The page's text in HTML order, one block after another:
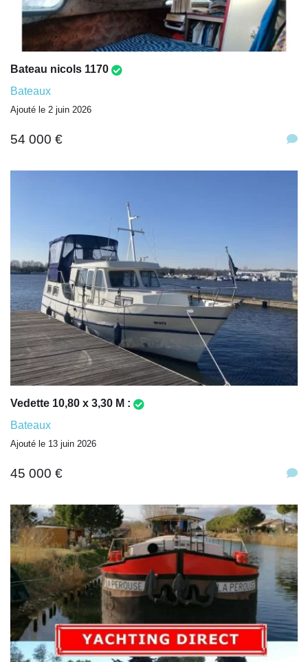
Bateau nicols 1170
Bateaux
Ajouté le 2 juin 2026
54 000 €
Vedette 10,80 x 3,30 M :
Bateaux
Ajouté le 13 juin 2026
45 000 €